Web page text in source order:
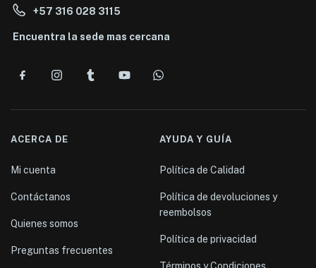
+57 316 028 3115
Encuentra la sede mas cercana
ACERCA DE
Mi cuenta
Contáctanos
Quienes somos
Preguntas frecuentes
AYUDA Y GUÍA
Política de Calidad
Política de devoluciones y
reembolsos
Política de privacidad